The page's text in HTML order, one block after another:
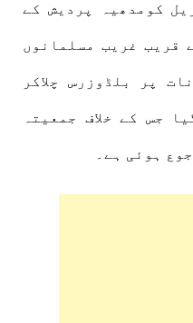
ہی دن یعنی 11 اپریل کومدھیہ پردیش کے
قریب غریب مسلمانوں
پر بلڈوزرس چلاکر
جس کے خلاف جمعیتہ
ہوئی ہے۔